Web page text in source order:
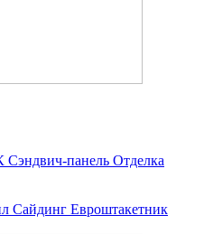
Сэндвич-панель Отделка
Сайдинг Евроштакетник